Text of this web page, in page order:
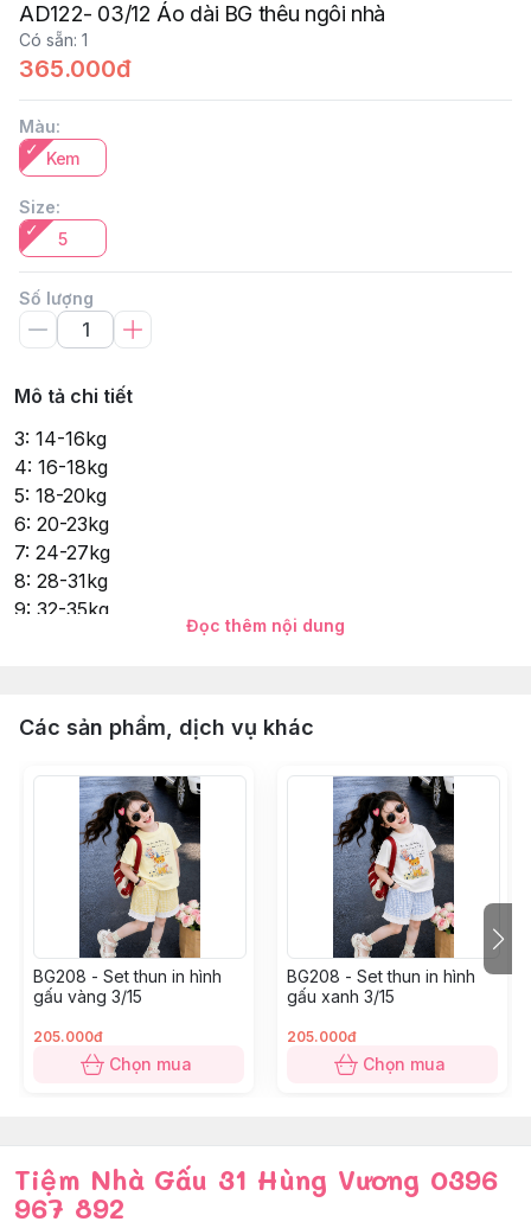
AD122- 03/12 Áo dài BG thêu ngôi nhà
Có sẵn: 1
365.000đ
Màu:
Kem
Size:
5
Số lượng
Mô tả chi tiết
3: 14-16kg
4: 16-18kg
5: 18-20kg
6: 20-23kg
7: 24-27kg
8: 28-31kg
9: 32-35kg
3: 14-16kg
5: 18-20kg
6: 20-23kg
7: 24-27kg
8: 28-31kg
9: 32-35kg
10: 35-38kg
11: 38-41kg
12: 41 – 45kg
Đọc thêm nội dung
Các sản phẩm, dịch vụ khác
BG208 - Set thun in hình
gấu vàng 3/15
205.000đ
Chọn mua
BG208 - Set thun in hình
gấu xanh 3/15
205.000đ
Chọn mua
Tiệm Nhà Gấu 31 Hùng Vương 0396
967 892